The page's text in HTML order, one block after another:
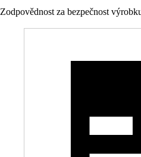
Zodpovědnost za bezpečnost